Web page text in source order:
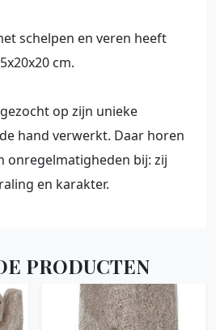
schelpen en veren heeft
cm.
op zijn unieke
hand verwerkt. Daar horen
onregelmatigheden bij: zij
en karakter.
PRODUCTEN